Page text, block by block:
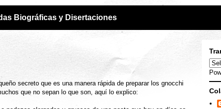
Biográficas y Disertaciones
secreto que es una manera rápida de preparar los gnocchi
que no sepan lo que son, aquí lo explico: